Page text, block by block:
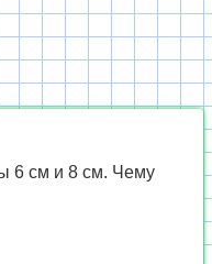
6 см и 8 см. Чему